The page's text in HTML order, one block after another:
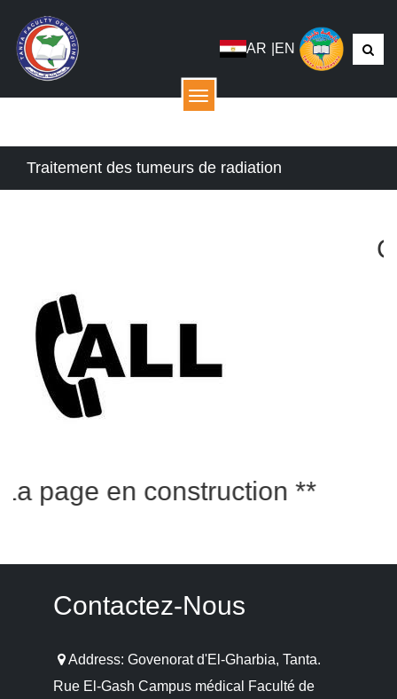
AR EN
menu
Traitement des tumeurs de radiation
page en construction **
Contactez-Nous
Address: Govenorat d'El-Gharbia, Tanta.
Rue El-Gash Campus médical Faculté de